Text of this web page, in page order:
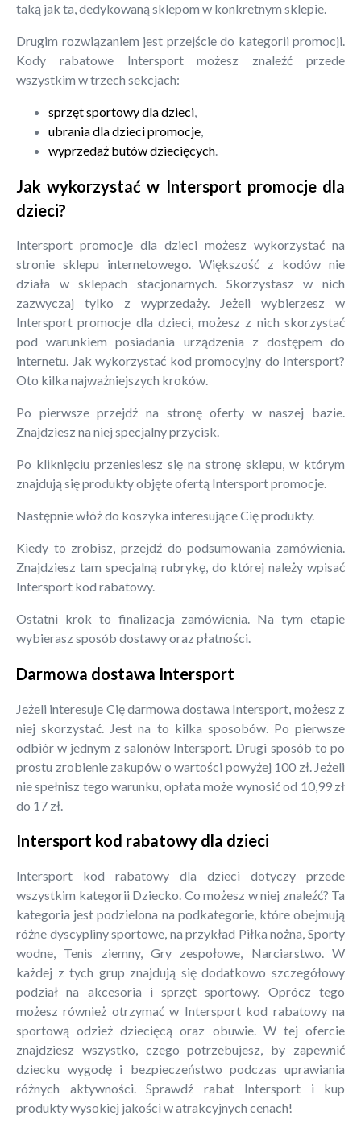
taką jak ta, dedykowaną sklepom w konkretnym sklepie.
Drugim rozwiązaniem jest przejście do kategorii promocji.
Kody rabatowe Intersport możesz znaleźć przede
wszystkim w trzech sekcjach:
sprzęt sportowy dla dzieci,
ubrania dla dzieci promocje,
wyprzedaż butów dziecięcych.
Jak wykorzystać w Intersport promocje dla
dzieci?
Intersport promocje dla dzieci możesz wykorzystać na
stronie sklepu internetowego. Większość z kodów nie
działa w sklepach stacjonarnych. Skorzystasz w nich
zazwyczaj tylko z wyprzedaży. Jeżeli wybierzesz w
Intersport promocje dla dzieci, możesz z nich skorzystać
pod warunkiem posiadania urządzenia z dostępem do
internetu. Jak wykorzystać kod promocyjny do Intersport?
Oto kilka najważniejszych kroków.
Po pierwsze przejdź na stronę oferty w naszej bazie.
Znajdziesz na niej specjalny przycisk.
Po kliknięciu przeniesiesz się na stronę sklepu, w którym
znajdują się produkty objęte ofertą Intersport promocje.
Następnie włóż do koszyka interesujące Cię produkty.
Kiedy to zrobisz, przejdź do podsumowania zamówienia.
Znajdziesz tam specjalną rubrykę, do której należy wpisać
Intersport kod rabatowy.
Ostatni krok to finalizacja zamówienia. Na tym etapie
wybierasz sposób dostawy oraz płatności.
Darmowa dostawa Intersport
Jeżeli interesuje Cię darmowa dostawa Intersport, możesz z
niej skorzystać. Jest na to kilka sposobów. Po pierwsze
odbiór w jednym z salonów Intersport. Drugi sposób to po
prostu zrobienie zakupów o wartości powyżej 100 zł. Jeżeli
nie spełnisz tego warunku, opłata może wynosić od 10,99 zł
do 17 zł.
Intersport kod rabatowy dla dzieci
Intersport kod rabatowy dla dzieci dotyczy przede
wszystkim kategorii Dziecko. Co możesz w niej znaleźć? Ta
kategoria jest podzielona na podkategorie, które obejmują
różne dyscypliny sportowe, na przykład Piłka nożna, Sporty
wodne, Tenis ziemny, Gry zespołowe, Narciarstwo. W
każdej z tych grup znajdują się dodatkowo szczegółowy
podział na akcesoria i sprzęt sportowy. Oprócz tego
możesz również otrzymać w Intersport kod rabatowy na
sportową odzież dziecięcą oraz obuwie. W tej ofercie
znajdziesz wszystko, czego potrzebujesz, by zapewnić
dziecku wygodę i bezpieczeństwo podczas uprawiania
różnych aktywności. Sprawdź rabat Intersport i kup
produkty wysokiej jakości w atrakcyjnych cenach!